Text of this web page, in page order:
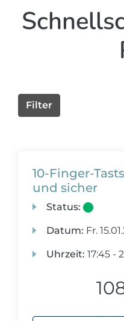
Filter
10-Finger-
und sicher
Status:
Datum: Fr.
Uhrzeit: 17:45 -